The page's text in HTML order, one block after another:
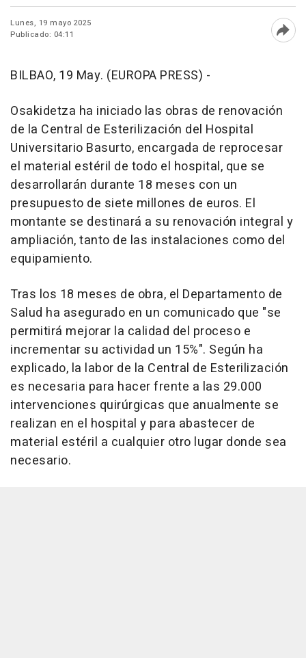
Lunes, 19 mayo 2025
Publicado: 04:11
BILBAO, 19 May. (EUROPA PRESS) -
Osakidetza ha iniciado las obras de renovación
de la Central de Esterilización del Hospital
Universitario Basurto, encargada de reprocesar
el material estéril de todo el hospital, que se
desarrollarán durante 18 meses con un
presupuesto de siete millones de euros. El
montante se destinará a su renovación integral y
ampliación, tanto de las instalaciones como del
equipamiento.
Tras los 18 meses de obra, el Departamento de
Salud ha asegurado en un comunicado que "se
permitirá mejorar la calidad del proceso e
incrementar su actividad un 15%". Según ha
explicado, la labor de la Central de Esterilización
es necesaria para hacer frente a las 29.000
intervenciones quirúrgicas que anualmente se
realizan en el hospital y para abastecer de
material estéril a cualquier otro lugar donde sea
necesario.